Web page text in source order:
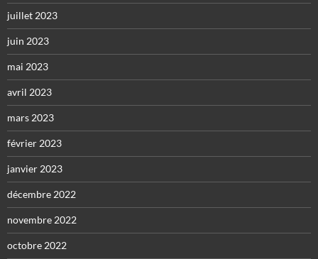
juillet 2023
juin 2023
mai 2023
avril 2023
mars 2023
février 2023
janvier 2023
décembre 2022
novembre 2022
octobre 2022